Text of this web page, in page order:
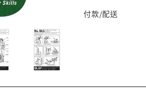
付款/配送